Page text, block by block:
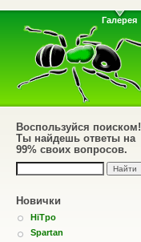
Галерея
Воспользуйся поиском!
Ты найдешь ответы на
99% своих вопросов.
Новички
HiTpo
Spartan